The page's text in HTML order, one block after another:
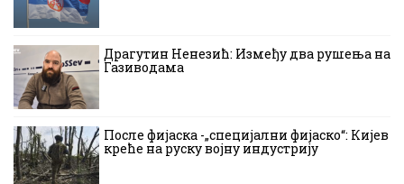
Драгутин Ненезић: Између два рушења на
Газиводама
После фијаска -„специјални фијаско“: Кијев
креће на руску војну индустрију